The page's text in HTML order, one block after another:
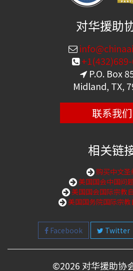
对华援助
P.O. Box
Midland, TX,
联系我们
相关链
购买中文圣
美国国会中国问
美国国会国际宗教
美国国务院国际宗教
Facebook Twitter
©2026 对华援助协